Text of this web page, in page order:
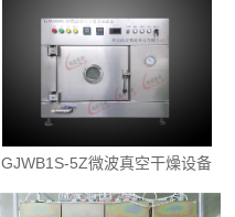
GJWB1S-5Z微波真空干燥设备